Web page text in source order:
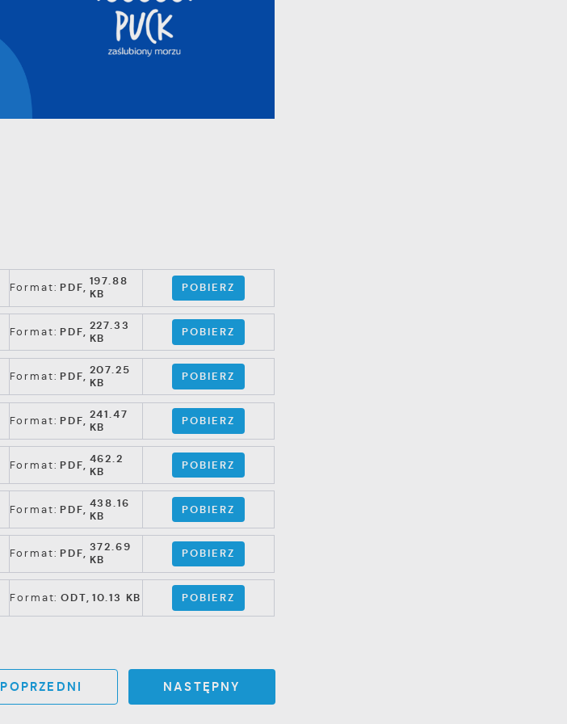
Format: PDF, 197.88
KB
POBIERZ
Format: PDF, 227.33
KB
POBIERZ
Format: PDF, 207.25
KB
POBIERZ
Format: PDF, 241.47
KB
POBIERZ
Format: PDF, 462.2
KB
POBIERZ
Format: PDF, 438.16
KB
POBIERZ
Format: PDF, 372.69
KB
POBIERZ
Format: ODT, 10.13 KB POBIERZ
POPRZEDNI NASTĘPNY